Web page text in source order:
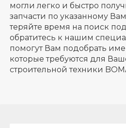
могли легко и быстро
запчасти по указанному
теряйте время на поиск
обратитесь к нашим
помогут Вам подобрать
которые требуются для
строительной техники